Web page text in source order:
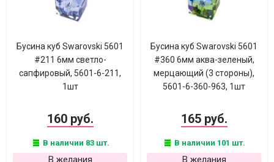
Бусина куб Swarovski 5601
#211 6мм светло-
сапфировый, 5601-6-211,
1шт
160 руб.
В наличии 83 шт.
В желания
Бусина куб Swarovski 5601
#360 6мм аква-зеленый,
мерцающий (3 стороны),
5601-6-360-963, 1шт
165 руб.
В наличии 101 шт.
В желания